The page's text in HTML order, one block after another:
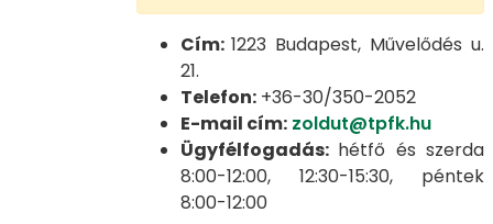
Cím:1223 Budapest, Művelődés u.
21.
Telefon:+36-30/350-2052
E-mail cím: zoldut@tpfk.hu
Ügyfélfogadás: hétfő és szerda
8:00-12:00, 12:30-15:30, péntek
8:00-12:00